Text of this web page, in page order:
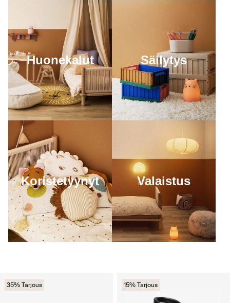
35% Tarjous 15% Tarjous
Huonekalut Säilytys
Koristetyynyt Valaistus